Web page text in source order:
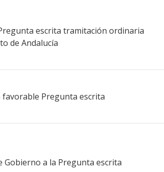
escrita tramitación ordinaria
de Andalucía
favorable Pregunta escrita
Gobierno a la Pregunta escrita